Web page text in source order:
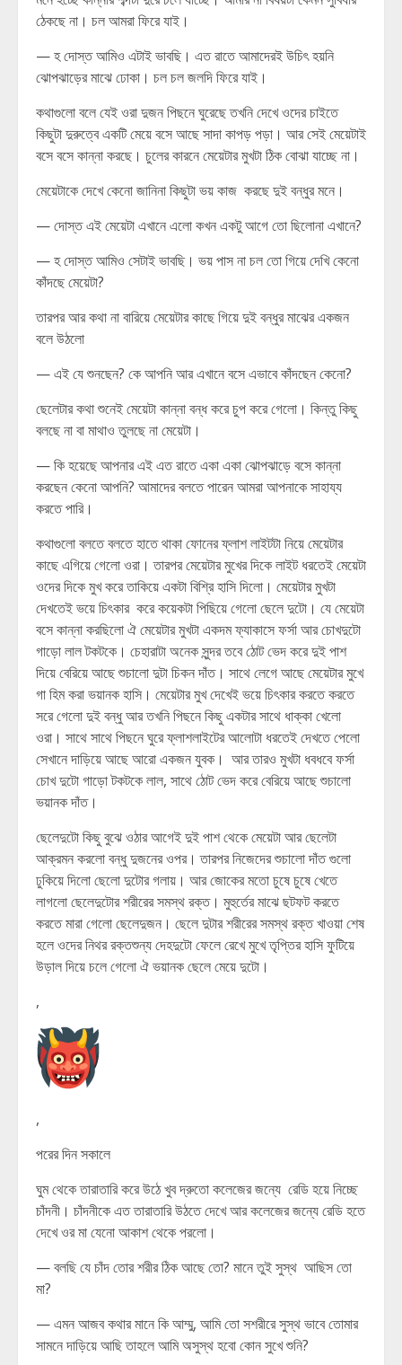
ঠেকছে না। চল আমরা ফিরে যাই।
— হ দোস্ত আমিও এটাই ভাবছি। এত রাতে আমাদেরই উচিৎ হয়নি
ঝোপঝাড়ের মাঝে ঢোকা। চল চল জলদি ফিরে যাই।
কথাগুলো বলে যেই ওরা দুজন পিছনে ঘুরেছে তখনি দেখে ওদের চাইতে
কিছুটা দুরুত্বে একটি মেয়ে বসে আছে সাদা কাপড় পড়া। আর সেই মেয়েটাই
বসে বসে কান্না করছে। চুলের কারনে মেয়েটার মুখটা ঠিক বোঝা যাচ্ছে না।
মেয়েটাকে দেখে কেনো জানিনা কিছুটা ভয় কাজ করছে দুই বন্ধুর মনে।
— দোস্ত এই মেয়েটা এখানে এলো কখন একটু আগে তো ছিলোনা এখানে?
— হ দোস্ত আমিও সেটাই ভাবছি। ভয় পাস না চল তো গিয়ে দেখি কেনো
কাঁদছে মেয়েটা?
তারপর আর কথা না বারিয়ে মেয়েটার কাছে গিয়ে দুই বন্ধুর মাঝের একজন
বলে উঠলো
— এই যে শুনছেন? কে আপনি আর এখানে বসে এভাবে কাঁদছেন কেনো?
ছেলেটার কথা শুনেই মেয়েটা কান্না বন্ধ করে চুপ করে গেলো। কিন্তু কিছু
বলছে না বা মাথাও তুলছে না মেয়েটা।
— কি হয়েছে আপনার এই এত রাতে একা একা ঝোপঝাড়ে বসে কান্না
করছেন কেনো আপনি? আমাদের বলতে পারেন আমরা আপনাকে সাহায্য
করতে পারি।
কথাগুলো বলতে বলতে হাতে থাকা ফোনের ফ্লাশ লাইটটা নিয়ে মেয়েটার
কাছে এগিয়ে গেলো ওরা। তারপর মেয়েটার মুখের দিকে লাইট ধরতেই মেয়েটা
ওদের দিকে মুখ করে তাকিয়ে একটা বিশ্রি হাসি দিলো। মেয়েটার মুখটা
দেখতেই ভয়ে চিৎকার করে কয়েকটা পিছিয়ে গেলো ছেলে দুটো। যে মেয়েটা
বসে কান্না করছিলো ঐ মেয়েটার মুখটা একদম ফ্যাকাসে ফর্সা আর চোখদুটো
গাড়ো লাল টকটকে। চেহারাটা অনেক সুন্দর তবে ঠোট ভেদ করে দুই পাশ
দিয়ে বেরিয়ে আছে শুচালো দুটা চিকন দাঁত। সাথে লেগে আছে মেয়েটার মুখে
গা হিম করা ভয়ানক হাসি। মেয়েটার মুখ দেখেই ভয়ে চিৎকার করতে করতে
সরে গেলো দুই বন্ধু আর তখনি পিছনে কিছু একটার সাথে ধাক্কা খেলো
ওরা। সাথে সাথে পিছনে ঘুরে ফ্লাশলাইটের আলোটা ধরতেই দেখতে পেলো
সেখানে দাড়িয়ে আছে আরো একজন যুবক। আর তারও মুখটা ধবধবে ফর্সা
চোখ দুটো গাড়ো টকটকে লাল, সাথে ঠোট ভেদ করে বেরিয়ে আছে শুচালো
ভয়ানক দাঁত।
ছেলেদুটো কিছু বুঝে ওঠার আগেই দুই পাশ থেকে মেয়েটা আর ছেলেটা
আক্রমন করলো বন্ধু দুজনের ওপর। তারপর নিজেদের শুচালো দাঁত গুলো
ঢুকিয়ে দিলো ছেলো দুটোর গলায়। আর জোকের মতো চুষে চুষে খেতে
লাগলো ছেলেদুটোর শরীরের সমস্থ রক্ত। মুহুর্তের মাঝে ছটফট করতে
করতে মারা গেলো ছেলেদুজন। ছেলে দুটার শরীরের সমস্থ রক্ত খাওয়া শেষ
হলে ওদের নিথর রক্তশুন্য দেহদুটো ফেলে রেখে মুখে তৃপ্তির হাসি ফুটিয়ে
উড়াল দিয়ে চলে গেলো ঐ ভয়ানক ছেলে মেয়ে দুটো।
,
,
পরের দিন সকালে
ঘুম থেকে তারাতারি করে উঠে খুব দ্রুতো কলেজের জন্যে রেডি হয়ে নিচ্ছে
চাঁদনী। চাঁদনীকে এত তারাতারি উঠতে দেখে আর কলেজের জন্যে রেডি হতে
দেখে ওর মা যেনো আকাশ থেকে পরলো।
— বলছি যে চাঁদ তোর শরীর ঠিক আছে তো? মানে তুই সুস্থ আছিস তো
মা?
— এমন আজব কথার মানে কি আম্মু, আমি তো সশরীরে সুস্থ ভাবে তোমার
সামনে দাড়িয়ে আছি তাহলে আমি অসুস্থ হবো কোন সুখে শুনি?